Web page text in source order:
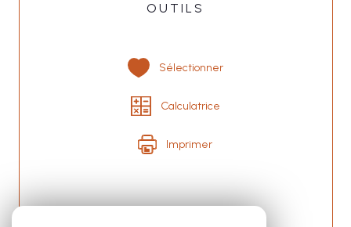
OUTILS
Sélectionner
Calculatrice
Imprimer